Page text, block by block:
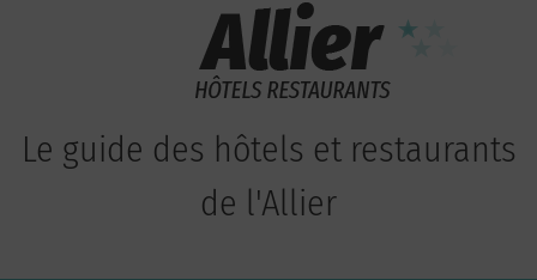
Le guide des hôtels et restaurants
de l'Allier